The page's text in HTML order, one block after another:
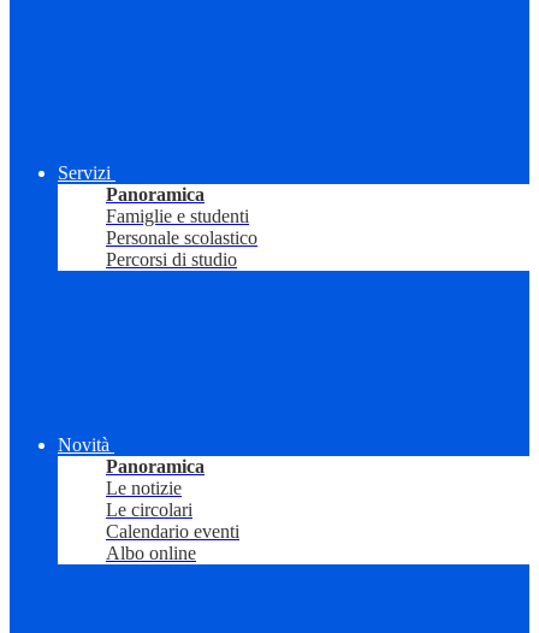
Servizi
Panoramica
Famiglie e studenti
Personale scolastico
Percorsi di studio
Novità
Panoramica
Le notizie
Le circolari
Calendario eventi
Albo online